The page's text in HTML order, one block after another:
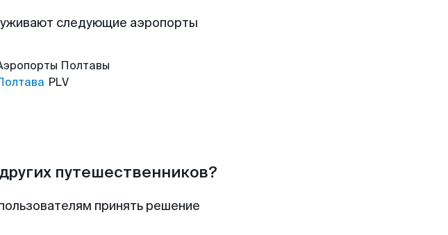
следующие аэропорты
Полтавы
PLV
путешественников?
принять решение